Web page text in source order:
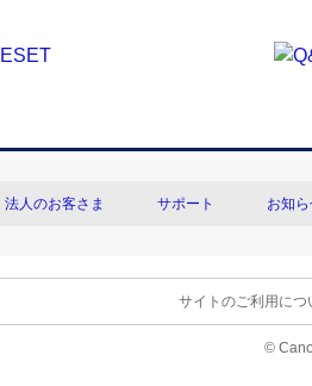
法人のお客さま サポート お知
サイトのご利用につ
©